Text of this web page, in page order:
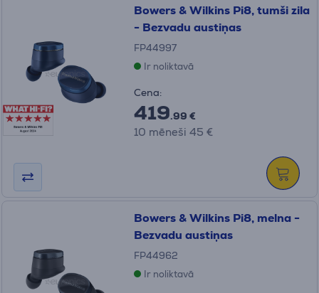
Bowers & Wilkins Pi8, tumši zila
- Bezvadu austiņas
FP44997
Ir noliktavā
Cena:
419.99 €
10 mēneši 45 €
Bowers & Wilkins Pi8, melna -
Bezvadu austiņas
FP44962
Ir noliktavā